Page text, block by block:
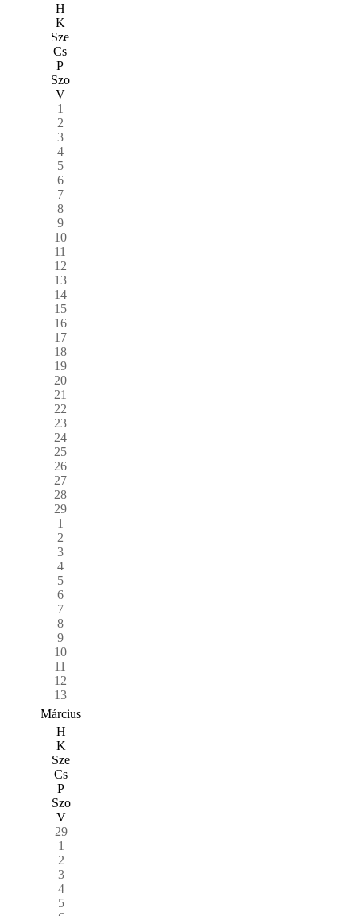
H
K
Sze
Cs
P
Szo
V
1
2
3
4
5
6
7
8
9
10
11
12
13
14
15
16
17
18
19
20
21
22
23
24
25
26
27
28
29
1
2
3
4
5
6
7
8
9
10
11
12
13
Március
H
K
Sze
Cs
P
Szo
V
29
1
2
3
4
5